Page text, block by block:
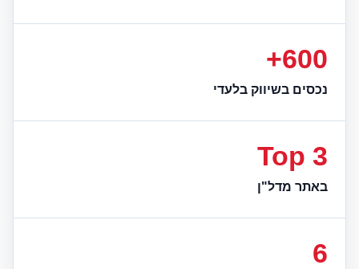
600+
נכסים בשיווק בלעדי
Top 3
באתר מדל"ן
6